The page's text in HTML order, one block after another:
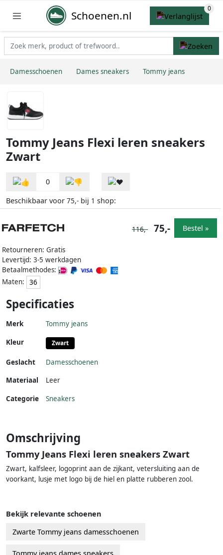
Schoenen.nl
Damesschoenen Dames sneakers Tommy jeans
Tommy Jeans Flexi leren sneakers
Zwart
0
Beschikbaar voor 75,- bij 1 shop:
Retourneren: Gratis
Levertijd: 3-5 werkdagen
Betaalmethodes:
Maten:
36
116,- 75,- Bestel »
Specificaties
Merk Tommy jeans
Kleur Zwart
Geslacht
Damesschoenen
Materiaal
Leer
Categorie Sneakers
Omschrijving
Tommy Jeans Flexi leren sneakers Zwart
Zwart, kalfsleer, logoprint aan de zijkant, vetersluiting aan de
voorkant, lusje met logo bij de hiel en platte rubberen zool.
Bekijk relevante schoenen
Zwarte Tommy jeans damesschoenen